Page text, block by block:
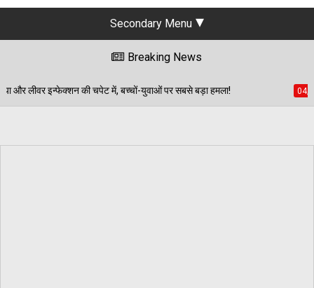
Secondary Menu
Breaking News
बच्चों-युवाओं पर सबसे बड़ा हमला! 04/08/2026 मूसेवाला के पिता